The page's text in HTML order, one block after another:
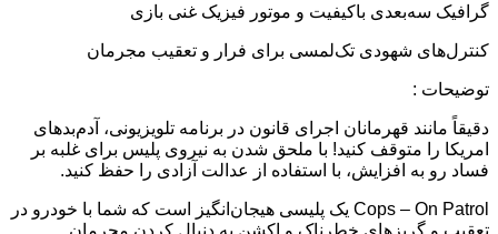
گرافیک سه‌بعدی باکیفیت و موتور فیزیک غنی بازی
کنترل‌های شهودی تک‌لمسی برای فرار و تعقیب مجرمان
توضیحات :
دقیقاً مانند قهرمانان اجرای قانون در برنامه تلویزیونی، آدم‌بدهای
امریکا را متوقف کنید! با ملحق شدن به نیروی پلیس برای غلبه بر
فساد رو به افزایش، با استفاده از عدالت آزادی را حفظ کنید.
Cops – On Patrol یک پلیسی هیجان‌انگیز است که شما با خودرو در
تعقیب و گریزهای خطرناک و اکشن به دنبال کردن مجرمان